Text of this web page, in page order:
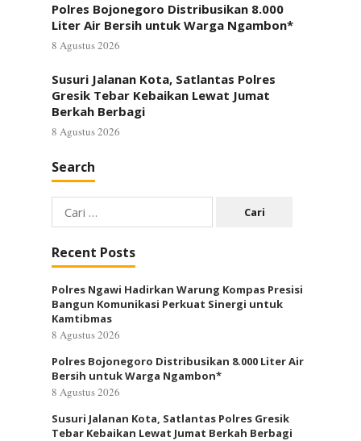
Polres Bojonegoro Distribusikan 8.000
Liter Air Bersih untuk Warga Ngambon*
8 Agustus 2026
Susuri Jalanan Kota, Satlantas Polres
Gresik Tebar Kebaikan Lewat Jumat
Berkah Berbagi
8 Agustus 2026
Search
Cari
untuk:
Recent Posts
Polres Ngawi Hadirkan Warung Kompas Presisi
Bangun Komunikasi Perkuat Sinergi untuk
Kamtibmas
8 Agustus 2026
Polres Bojonegoro Distribusikan 8.000 Liter Air
Bersih untuk Warga Ngambon*
8 Agustus 2026
Susuri Jalanan Kota, Satlantas Polres Gresik
Tebar Kebaikan Lewat Jumat Berkah Berbagi